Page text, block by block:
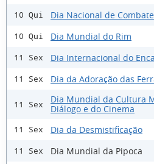
10 Qui Dia Nacional de
10 Qui Dia Mundial do Rim
11 Sex Dia Internacional do
11 Sex Dia da Adoração das
11 Sex
Dia Mundial da Cultura
Diálogo e do Cinema
11 Sex Dia da Desmistificação
11 Sex Dia Mundial da Pipoca